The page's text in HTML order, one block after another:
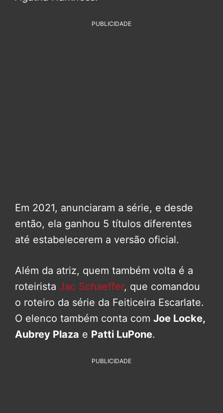
PUBLICIDADE
Em 2021, anunciaram a série, e desde
então, ela ganhou 5 títulos diferentes
até estabelecerem a versão oficial.
Além da atriz, quem também volta é a
roteirista Jac Schaeffer, que comandou
o roteiro da série da Feiticeira Escarlate.
O elenco também conta com Joe Locke,
Aubrey Plaza e Patti LuPone.
PUBLICIDADE